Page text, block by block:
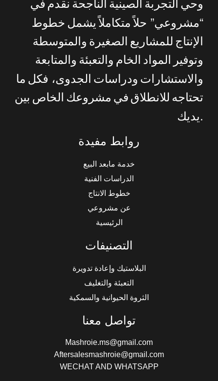
تواصل معنا
Mashroie.ms@gmail.com
Aftersalesmashroie@gmail.com
WECHAT AND WHATSAPP
التصنيفات
البلاستيك وإعادة تدويرة
التعبئة والتغليف
الثروة الحيوانية والسمكية
روابط مفيدة
خدمة مابعد البيع
الدراسات الفنية
خطوط الانتاج
عن مشروعي
الرئيسية
وحي التجربة الصينية الناجحة نقدم في
“مشروعي” حلاً متكاملاً يشمل خطوط
الإنتاج للمشاريع الصغيرة والمتوسطة
وتوفير
المواد الخام والتعبئة والمتابعة
والاستشارات ودراسات الجدوى، فكل ما
تحتاجه للانطلاق في مشروعك الخاص بين
يديك.